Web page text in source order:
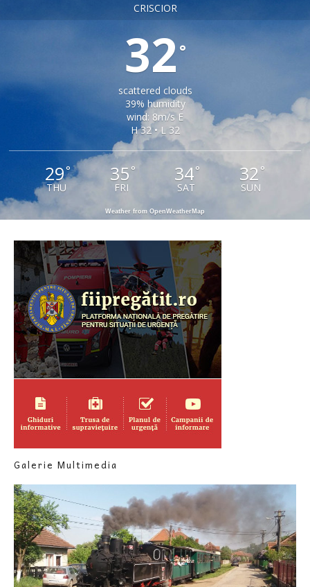
CRISCIOR
32 °
scattered clouds
39% humidity
wind: 8m/s E
H 32 • L 32
29°
THU
35 °
FRI
34°
SAT
32 °
SUN
Weather from OpenWeatherMap
Galerie Multimedia